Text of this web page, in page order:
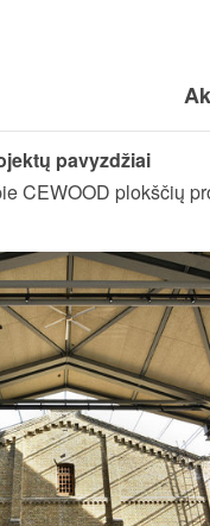
pavyzdžiai
plokščių